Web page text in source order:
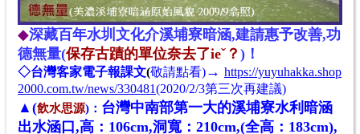
◆深藏百年水圳文化介溪埔寮暗涵,建請惠予改善,功
德無量(保存古蹟的單位奈去了ieˇ？ )！
◇台灣客家電子報課文(敬請點看)→ https://yuyuhakka.shop
2000.com.tw/news/330481(2020/2/3第三次再建議)
▲(飲水思源)： 台灣中南部第一大的溪埔寮水利暗涵
出水涵口,高：106cm,洞寬：210cm,(全高：183cm),